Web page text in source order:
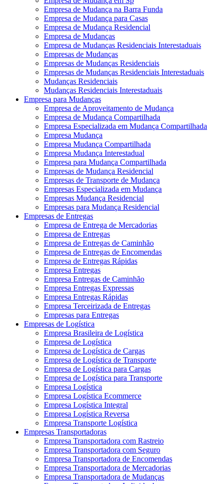
Empresa de Mudança na Barra Funda
Empresa de Mudança para Casas
Empresa de Mudança Residencial
Empresa de Mudanças
Empresa de Mudanças Residenciais Interestaduais
Empresas de Mudanças
Empresas de Mudanças Residenciais
Empresas de Mudanças Residenciais Interestaduais
Mudanças Residenciais
Mudanças Residenciais Interestaduais
Empresa para Mudanças
Empresa de Aproveitamento de Mudança
Empresa de Mudança Compartilhada
Empresa Especializada em Mudança Compartilhada
Empresa Mudança
Empresa Mudança Compartilhada
Empresa Mudança Interestadual
Empresa para Mudança Compartilhada
Empresas de Mudança Residencial
Empresas de Transporte de Mudança
Empresas Especializada em Mudança
Empresas Mudança Residencial
Empresas para Mudança Residencial
Empresas de Entregas
Empresa de Entrega de Mercadorias
Empresa de Entregas
Empresa de Entregas de Caminhão
Empresa de Entregas de Encomendas
Empresa de Entregas Rápidas
Empresa Entregas
Empresa Entregas de Caminhão
Empresa Entregas Expressas
Empresa Entregas Rápidas
Empresa Terceirizada de Entregas
Empresas para Entregas
Empresas de Logística
Empresa Brasileira de Logística
Empresa de Logística
Empresa de Logística de Cargas
Empresa de Logística de Transporte
Empresa de Logística para Cargas
Empresa de Logística para Transporte
Empresa Logística
Empresa Logística Ecommerce
Empresa Logística Integral
Empresa Logística Reversa
Empresa Transporte Logística
Empresas Transportadoras
Empresa Transportadora com Rastreio
Empresa Transportadora com Seguro
Empresa Transportadora de Encomendas
Empresa Transportadora de Mercadorias
Empresa Transportadora de Mudanças